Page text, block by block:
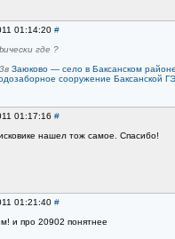
01:14:20 #
где ?
Заюково — село в Баксанском
сооружение Баксанской
01:17:16 #
нашел тож самое. Спасибо!
01:21:40 #
и про 20902 понятнее